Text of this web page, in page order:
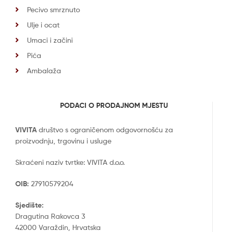
Pecivo smrznuto
Ulje i ocat
Umaci i začini
Pića
Ambalaža
PODACI O PRODAJNOM MJESTU
VIVITA društvo s ograničenom odgovornošću za
proizvodnju, trgovinu i usluge
Skraćeni naziv tvrtke: VIVITA d.o.o.
OIB: 27910579204
Sjedište:
Dragutina Rakovca 3
42000 Varaždin, Hrvatska